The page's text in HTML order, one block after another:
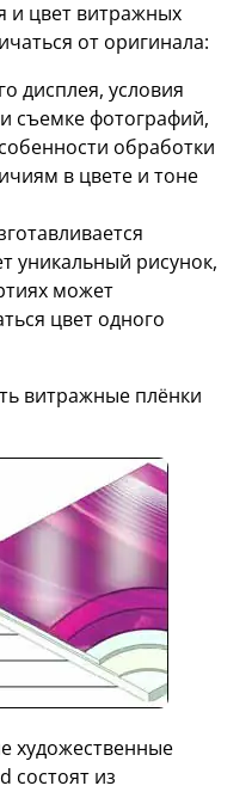
цвет витражных
от оригинала:
дисплея, условия
съемке фотографий,
обработки
в цвете и тоне
уникальный рисунок,
может
цвет одного
витражные плёнки
художественные
состоят из